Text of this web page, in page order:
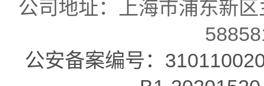
公司地址：上海市浦东新
公安备案编号：